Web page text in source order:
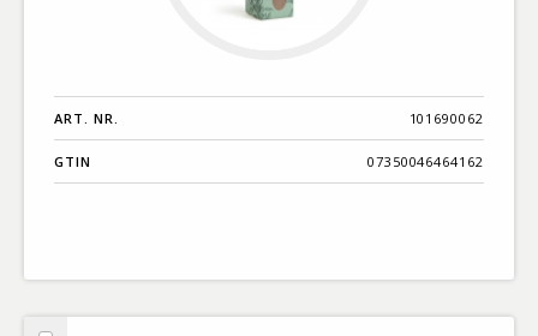
ART. NR. 101690062
GTIN 07350046464162